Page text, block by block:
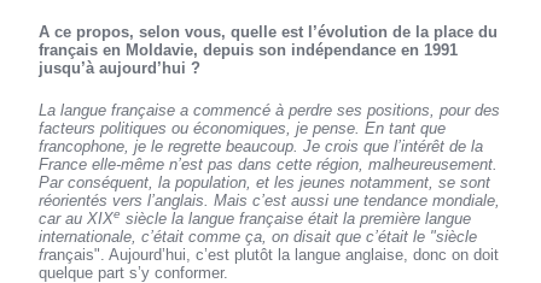
A ce propos, selon vous, quelle est l’évolution de la place du
français en Moldavie, depuis son indépendance en 1991
jusqu’à aujourd’hui ?
La langue française a commencé à perdre ses positions, pour des
facteurs politiques ou économiques, je pense. En tant que
francophone, je le regrette beaucoup. Je crois que l’intérêt de la
France elle-même n’est pas dans cette région, malheureusement.
Par conséquent, la population, et les jeunes notamment, se sont
réorientés vers l’anglais. Mais c’est aussi une tendance mondiale,
car au XIXe siècle la langue française était la première langue
internationale, c’était comme ça, on disait que c’était le "siècle
français". Aujourd’hui, c’est plutôt la langue anglaise, donc on doit
quelque part s’y conformer.